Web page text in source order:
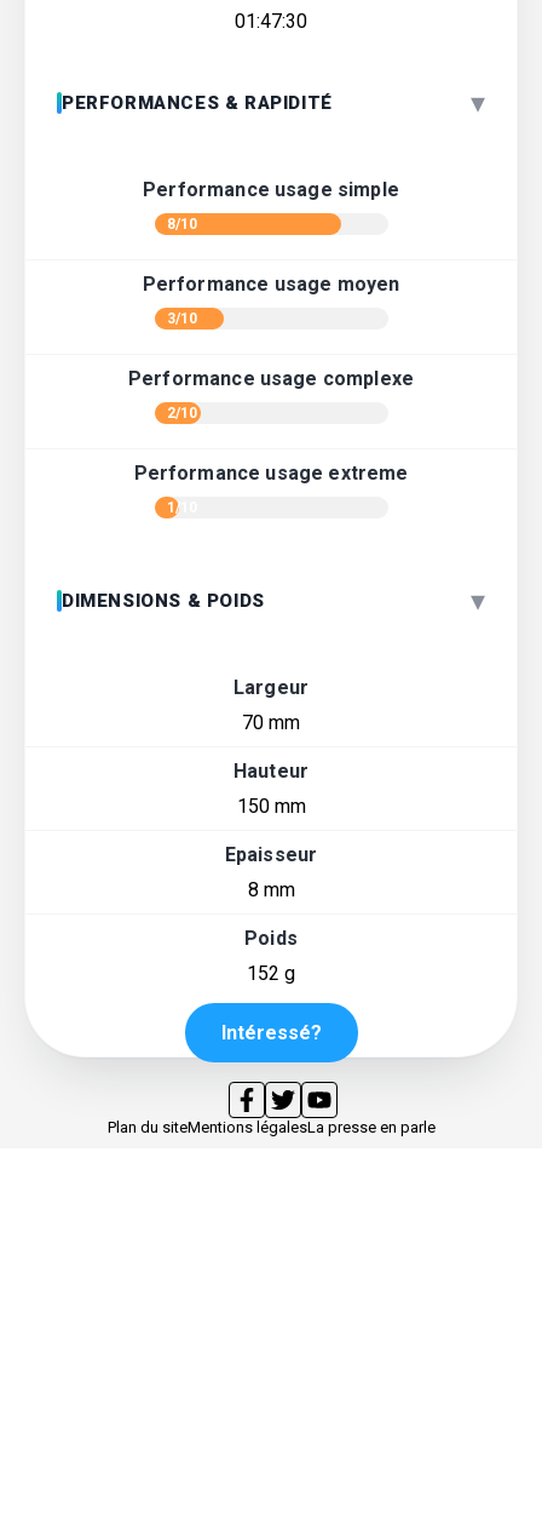
01:47:30
PERFORMANCES & RAPIDITÉ ▾
Performance usage simple
8/10
Performance usage moyen
3/10
Performance usage complexe
2/10
Performance usage extreme
1/10
DIMENSIONS & POIDS ▾
Largeur
70 mm
Hauteur
150 mm
Epaisseur
8 mm
Poids
152 g
Intéressé?
Plan du siteMentions légalesLa presse en parle